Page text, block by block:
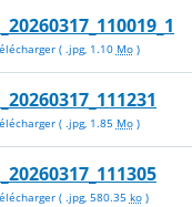
( .jpg, 1.10 Mo)
( .jpg, 1.85 Mo)
( .jpg, 580.35 ko)